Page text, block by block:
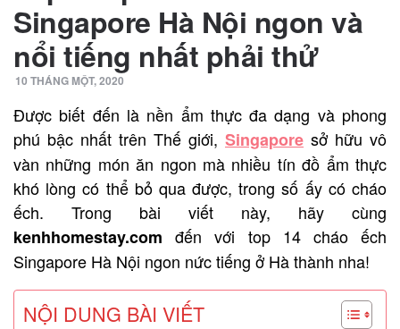
Singapore Hà Nội ngon và
nổi tiếng nhất phải thử
10 THÁNG MỘT, 2020
Được biết đến là nền ẩm thực đa dạng và phong
phú bậc nhất trên Thế giới, Singapore sở hữu vô
vàn những món ăn ngon mà nhiều tín đồ ẩm thực
khó lòng có thể bỏ qua được, trong số ấy có cháo
ếch. Trong bài viết này, hãy cùng
kenhhomestay.com đến với top 14 cháo ếch
Singapore Hà Nội ngon nức tiếng ở Hà thành nha!
NỘI DUNG BÀI VIẾT